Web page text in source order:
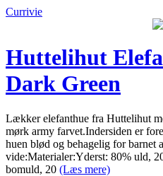
Currivie
Huttelihut
Dark Green
Lækker elefanthue fra Huttelihut
mørk army farvet.Indersiden er
huen blød og behagelig for barnet
vide:Materialer:Yderst: 80% uld,
bomuld, 20 (Læs mere)